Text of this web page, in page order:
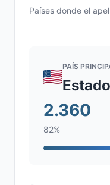
Países donde el
PAÍS
2.360
82%